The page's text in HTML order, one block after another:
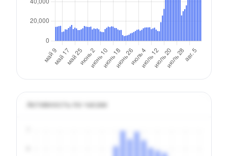
Активность по часам